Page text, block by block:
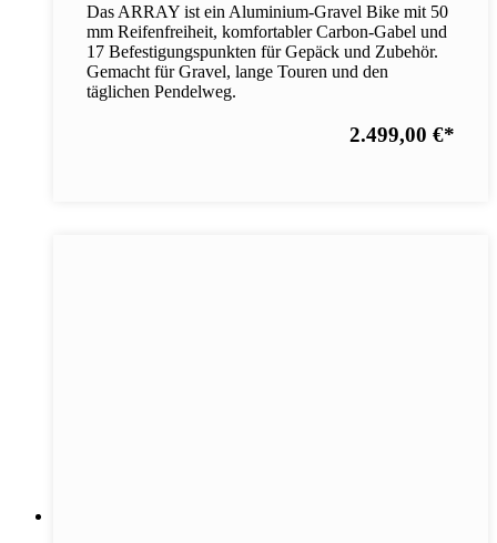
Das ARRAY ist ein Aluminium-Gravel Bike mit 50
mm Reifenfreiheit, komfortabler Carbon-Gabel und
17 Befestigungspunkten für Gepäck und Zubehör.
Gemacht für Gravel, lange Touren und den
täglichen Pendelweg.
2.499,00 €*